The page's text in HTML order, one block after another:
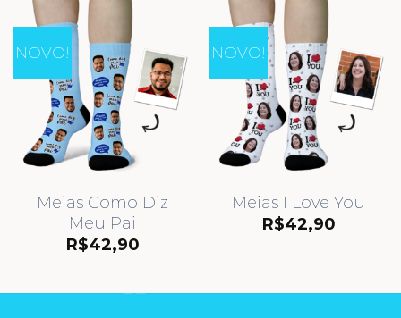
NOVO!
Meias Como Diz
Meu Pai
R$42,90
NOVO!
Meias I Love You
R$42,90